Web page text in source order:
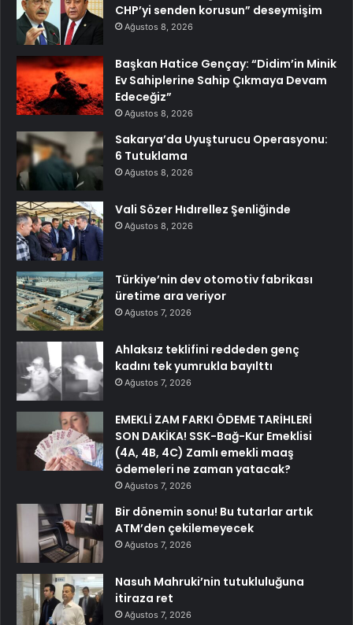
CHP’yi senden korusun” deseymişim
Ağustos 8, 2026
Başkan Hatice Gençay: “Didim’in Minik
Ev Sahiplerine Sahip Çıkmaya Devam
Edeceğiz”
Ağustos 8, 2026
Sakarya’da Uyuşturucu Operasyonu:
6 Tutuklama
Ağustos 8, 2026
Vali Sözer Hıdırellez Şenliğinde
Ağustos 8, 2026
Türkiye’nin dev otomotiv fabrikası
üretime ara veriyor
Ağustos 7, 2026
Ahlaksız teklifini reddeden genç
kadını tek yumrukla bayılttı
Ağustos 7, 2026
EMEKLİ ZAM FARKI ÖDEME TARİHLERİ
SON DAKİKA! SSK-Bağ-Kur Emeklisi
(4A, 4B, 4C) Zamlı emekli maaş
ödemeleri ne zaman yatacak?
Ağustos 7, 2026
Bir dönemin sonu! Bu tutarlar artık
ATM’den çekilemeyecek
Ağustos 7, 2026
Nasuh Mahruki’nin tutukluluğuna
itiraza ret
Ağustos 7, 2026